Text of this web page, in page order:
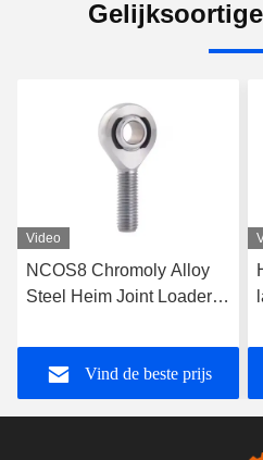
Video
NCOS8 Chromoly Alloy
Steel Heim Joint Loader
draadstaaf Eindlager voor
4x4 Off-Road Vehicle
Vind de beste prijs